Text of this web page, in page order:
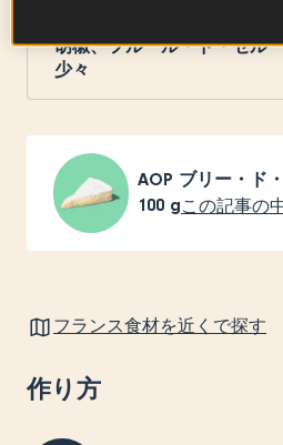
胡椒、フルール・ド・セル
少々
AOP ブリー・ド
100 gこの記事の
フランス食材を近くで探す
作り方